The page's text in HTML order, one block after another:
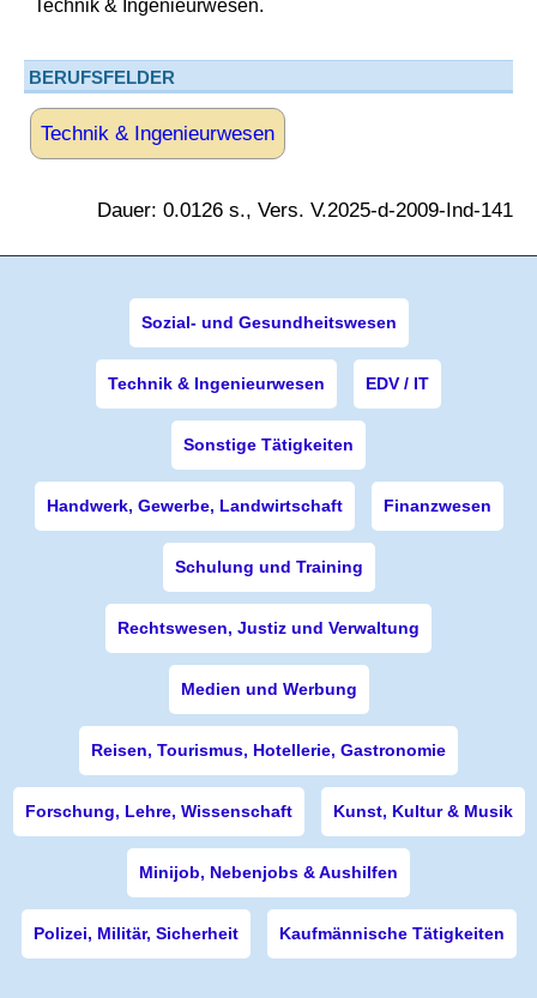
Technik & Ingenieurwesen.
BERUFSFELDER
Technik & Ingenieurwesen
Dauer: 0.0126 s., Vers. V.2025-d-2009-Ind-141
Sozial- und Gesundheitswesen
Technik & Ingenieurwesen EDV / IT
Sonstige Tätigkeiten
Handwerk, Gewerbe, Landwirtschaft Finanzwesen
Schulung und Training
Rechtswesen, Justiz und Verwaltung
Medien und Werbung
Reisen, Tourismus, Hotellerie, Gastronomie
Forschung, Lehre, Wissenschaft Kunst, Kultur & Musik
Minijob, Nebenjobs & Aushilfen
Polizei, Militär, Sicherheit Kaufmännische Tätigkeiten